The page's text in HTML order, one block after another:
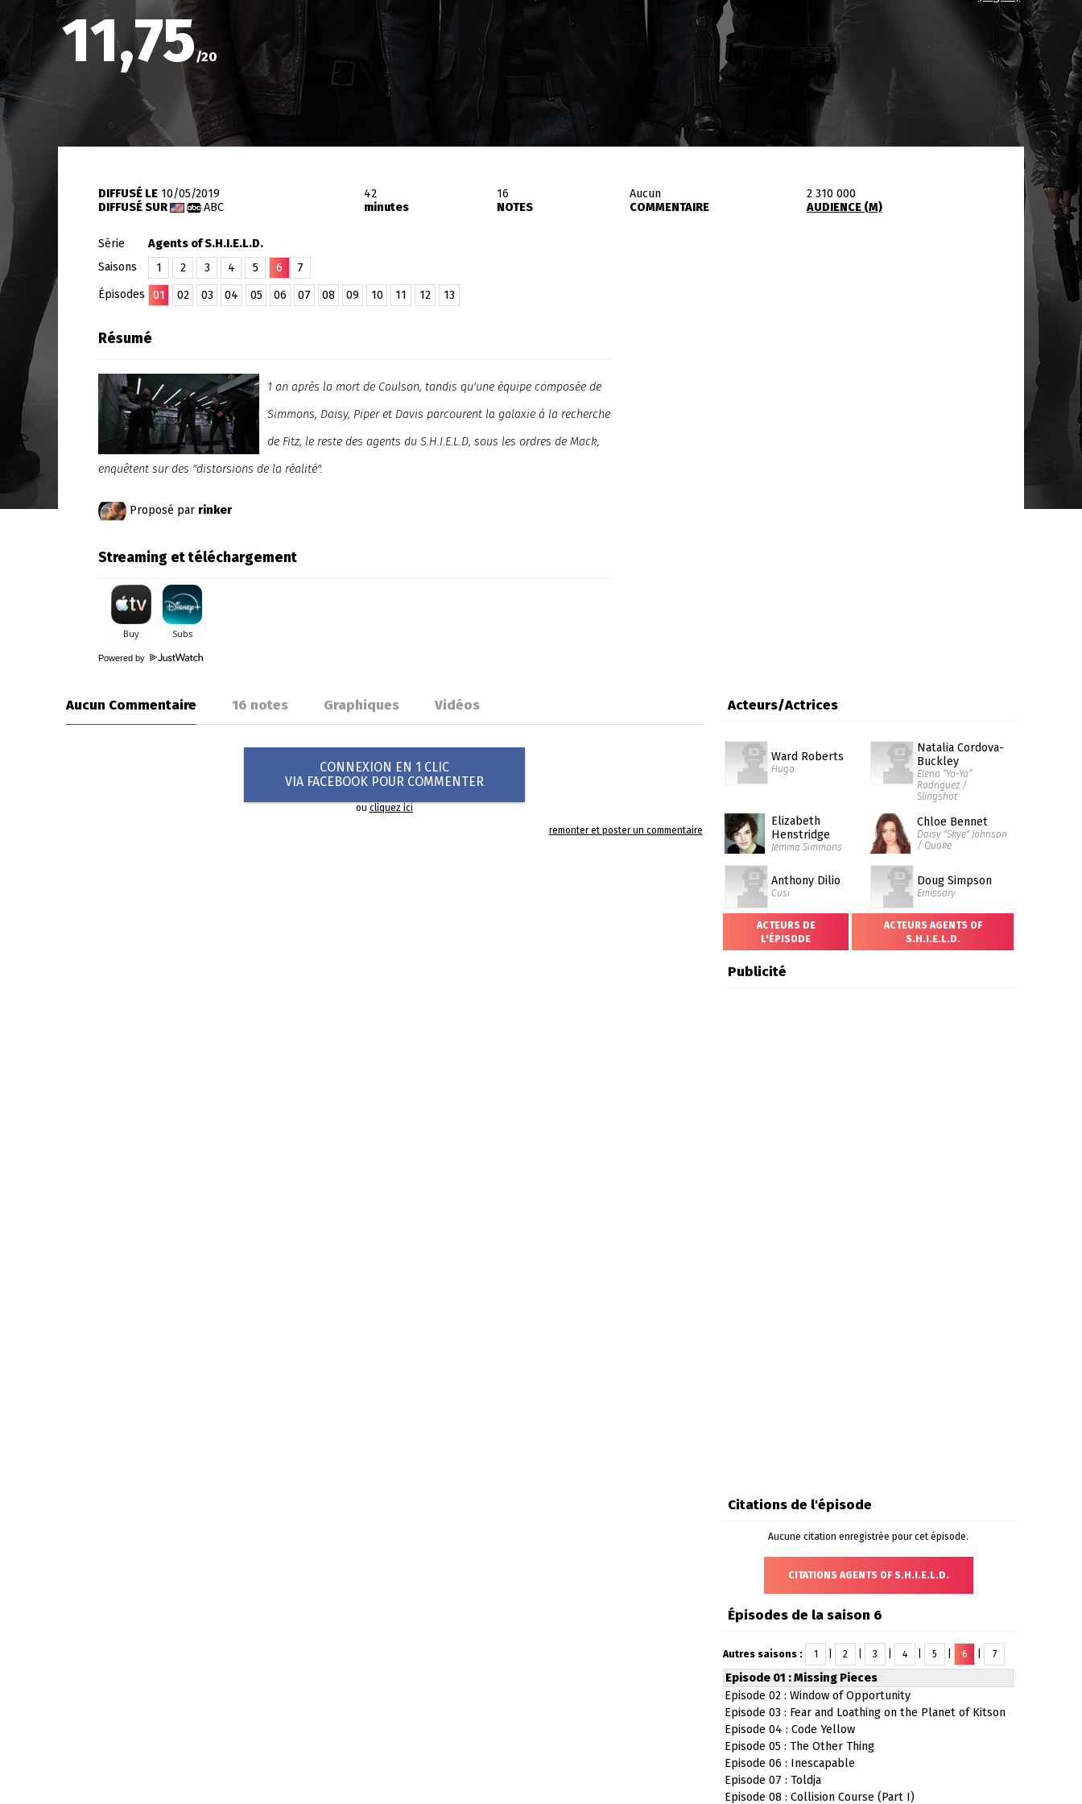
11,75/20
DIFFUSÉ LE 10/05/2019
DIFFUSÉ SUR
ABC
42
minutes
16
NOTES
Aucun
COMMENTAIRE
2 310 000
AUDIENCE (M)
Série
Agents of S.H.I.E.L.D.
Saisons
1 2 3 4 5 6
7
Épisodes
01 02 03 04 05 06 07 08 09 10 11 12 13
Résumé
1 an après la mort de Coulson, tandis qu'une équipe composée de
Simmons, Daisy, Piper et Davis parcourent la galaxie à la recherche
de Fitz, le reste des agents du S.H.I.E.L.D, sous les ordres de Mack,
enquêtent sur des "distorsions de la réalité".
Proposé par rinker
Streaming et téléchargement
Powered by
Aucun Commentaire 16 notes Graphiques Vidéos
CONNEXION EN 1 CLIC
VIA FACEBOOK POUR COMMENTER
oucliquez ici
remonter et poster un commentaire
Acteurs/Actrices
Ward Roberts
Hugo
Natalia Cordova-
Buckley
Elena “Yo-Yo”
Rodriguez /
Slingshot
Elizabeth
Henstridge
Jemma Simmons
Chloe Bennet
Daisy "Skye" Johnson
/ Quake
Anthony Dilio
Cusi
Doug Simpson
Emissary
ACTEURS DE
L'ÉPISODE
ACTEURS AGENTS OF
S.H.I.E.L.D.
Publicité
Citations de l'épisode
Aucune citation enregistrée pour cet épisode.
CITATIONS AGENTS OF S.H.I.E.L.D.
Épisodes de la saison 6
Autres saisons : 1 2 3 4 5 6 7
Episode 01 : Missing Pieces
Episode 02 : Window of Opportunity
Episode 03 : Fear and Loathing on the Planet of Kitson
Episode 04 : Code Yellow
Episode 05 : The Other Thing
Episode 06 : Inescapable
Episode 07 : Toldja
Episode 08 : Collision Course (Part I)